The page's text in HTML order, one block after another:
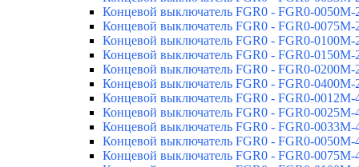
Концевой выключатель FGR0 - FGR0-0050M-
Концевой выключатель FGR0 - FGR0-0075M-
Концевой выключатель FGR0 - FGR0-0100M-
Концевой выключатель FGR0 - FGR0-0150M-
Концевой выключатель FGR0 - FGR0-0200M-
Концевой выключатель FGR0 - FGR0-0400M-
Концевой выключатель FGR0 - FGR0-0012M-
Концевой выключатель FGR0 - FGR0-0025M-
Концевой выключатель FGR0 - FGR0-0033M-
Концевой выключатель FGR0 - FGR0-0050M-
Концевой выключатель FGR0 - FGR0-0075M-